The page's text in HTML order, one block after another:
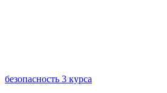
безопасность 3 курса